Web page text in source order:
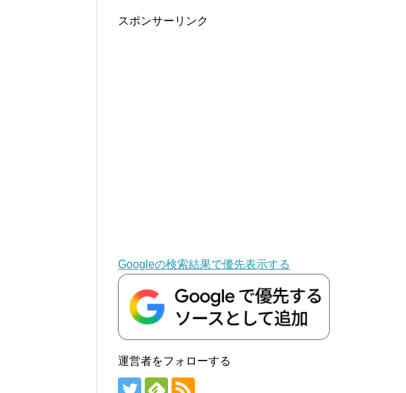
スポンサーリンク
Googleの検索結果で優先表示する
運営者をフォローする